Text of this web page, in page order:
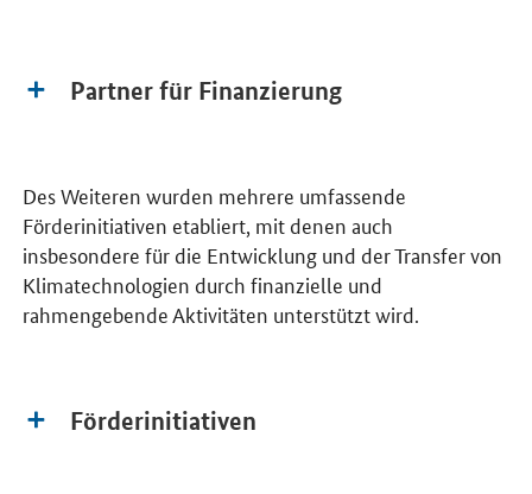
Partner für Finanzierung
Des Weiteren wurden mehrere umfassende
Förderinitiativen etabliert, mit denen auch
insbesondere für die Entwicklung und der Transfer von
Klimatechnologien durch finanzielle und
rahmengebende Aktivitäten unterstützt wird.
Förderinitiativen